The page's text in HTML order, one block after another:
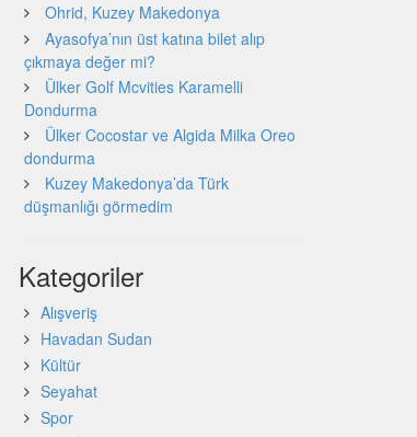
Ohrid, Kuzey Makedonya
Ayasofya’nın üst katına bilet alıp
çıkmaya değer mi?
Ülker Golf Mcvities Karamelli
Dondurma
Ülker Cocostar ve Algida Milka Oreo
dondurma
Kuzey Makedonya’da Türk
düşmanlığı görmedim
Kategoriler
Alışveriş
Havadan Sudan
Kültür
Seyahat
Spor